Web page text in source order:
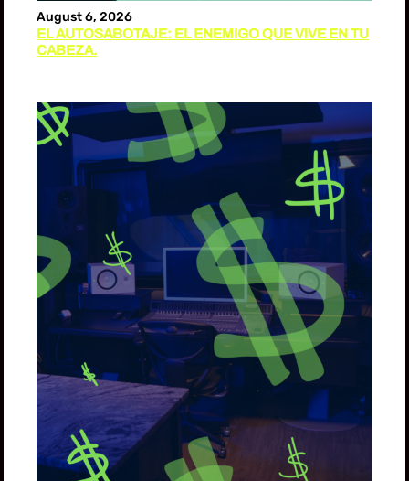
August 6, 2026
EL AUTOSABOTAJE: EL ENEMIGO QUE VIVE EN TU
CABEZA.